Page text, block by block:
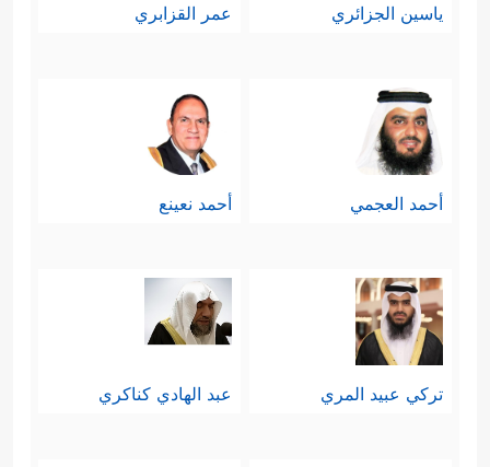
ياسين الجزائري عمر القزابري
أحمد العجمي أحمد نعينع
تركي عبيد المري عبد الهادي كناكري